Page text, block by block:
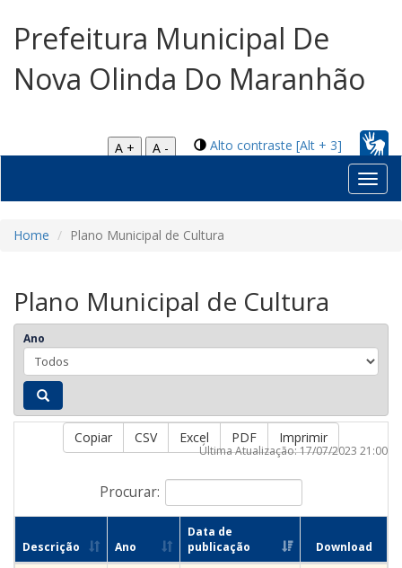
Prefeitura Municipal De
Nova Olinda Do Maranhão
Alto contraste [Alt + 3]
A +
A -
Home Plano Municipal de Cultura
Plano Municipal de Cultura
Ano
Copiar CSV Excel PDF Imprimir
Procurar:
Última Atualização: 17/07/2023 21:00
Descrição Ano
Data de
publicação
Download